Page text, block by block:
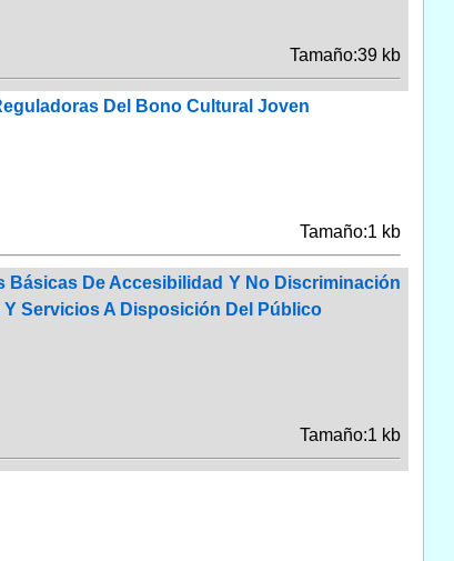
Tamaño:39 kb
Del Bono Cultural Joven
Tamaño:1 kb
Básicas De Accesibilidad Y No Discriminación
Servicios A Disposición Del Público
Tamaño:1 kb